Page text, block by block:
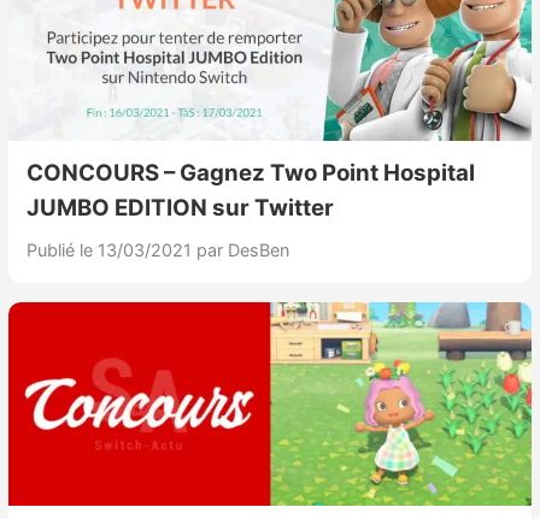
CONCOURS – Gagnez Two Point Hospital
JUMBO EDITION sur Twitter
Publié le 13/03/2021 par DesBen